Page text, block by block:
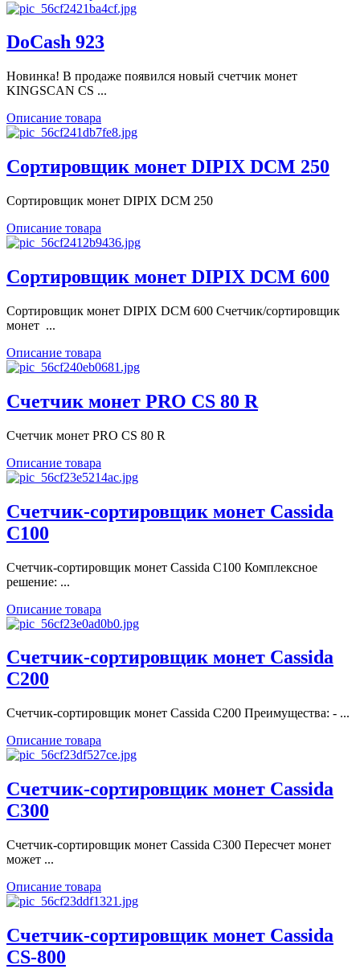
DoCash 923
Новинка! В продаже появился новый счетчик монет
KINGSCAN CS ...
Описание товара
Сортировщик монет DIPIX DCM 250
Сортировщик монет DIPIX DCM 250
Описание товара
Сортировщик монет DIPIX DCM 600
Сортировщик монет DIPIX DCM 600 Счетчик/сортировщик
монет ...
Описание товара
Счетчик монет PRO CS 80 R
Счетчик монет PRO CS 80 R
Описание товара
Счетчик-сортировщик монет Cassida
С100
Счетчик-сортировщик монет Cassida С100 Комплексное
решение: ...
Описание товара
Счетчик-сортировщик монет Cassida
С200
Счетчик-сортировщик монет Cassida С200 Преимущества: - ...
Описание товара
Счетчик-сортировщик монет Cassida
C300
Счетчик-сортировщик монет Cassida C300 Пересчет монет
может ...
Описание товара
Счетчик-сортировщик монет Cassida
CS-800